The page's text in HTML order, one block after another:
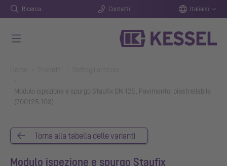
Ricerca Contatti Italiano
Modulo ispezione e spurgo Staufix DN 125, Pavimento, piastrellabile
(700125.10X)
Torna alla tabella delle varianti
Modulo ispezione e spurgo Staufix